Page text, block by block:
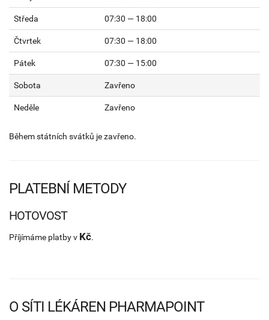
Středa 07:30 — 18:00
Čtvrtek 07:30 — 18:00
Pátek 07:30 — 15:00
Sobota Zavřeno
Neděle Zavřeno
Během státních svátků je zavřeno.
PLATEBNÍ METODY
HOTOVOST
Příjímáme platby v Kč.
O SÍTI LÉKÁREN PHARMAPOINT